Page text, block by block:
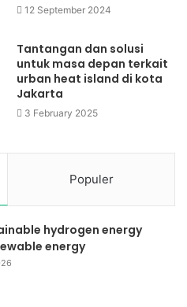
12 September 2024
Tantangan dan solusi
untuk masa depan terkait
urban heat island di kota
Jakarta
3 February 2025
Populer
hydrogen energy
energy